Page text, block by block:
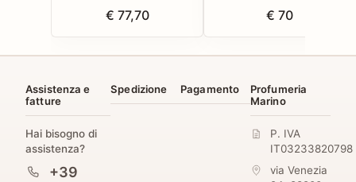
€ 77,70 € 70
Assistenza e
fatture
Hai bisogno di
assistenza?
+39
Spedizione Pagamento
Profumeria
Marino
P. IVA
IT03233820798
via Venezia